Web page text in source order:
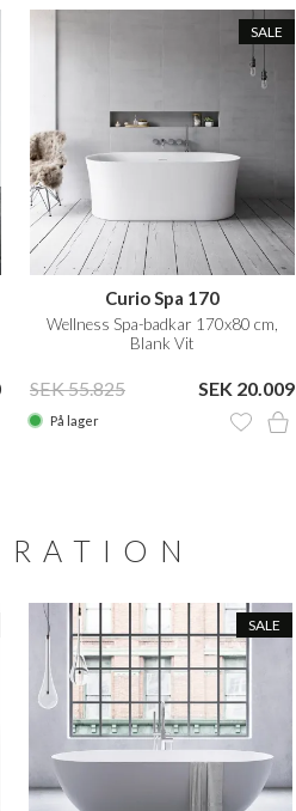
SALE
Curio Spa 170
Wellness Spa-badkar 170x80 cm,
Blank Vit
SEK 55.825 SEK 20.009
På lager
SALE